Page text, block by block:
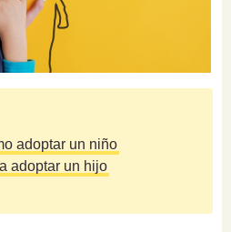
adoptar un niño
adoptar un hijo